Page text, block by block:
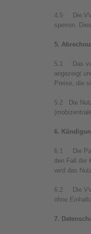
4.5 Die
sperren.
5.
5.1 Das
angezeigt
Preise, die
5.2 Die
6.
6.1 Die
den Fall der
wird das
6.2 Die
ohne
7.